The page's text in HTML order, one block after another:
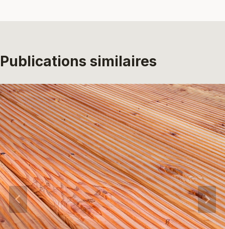
Publications similaires